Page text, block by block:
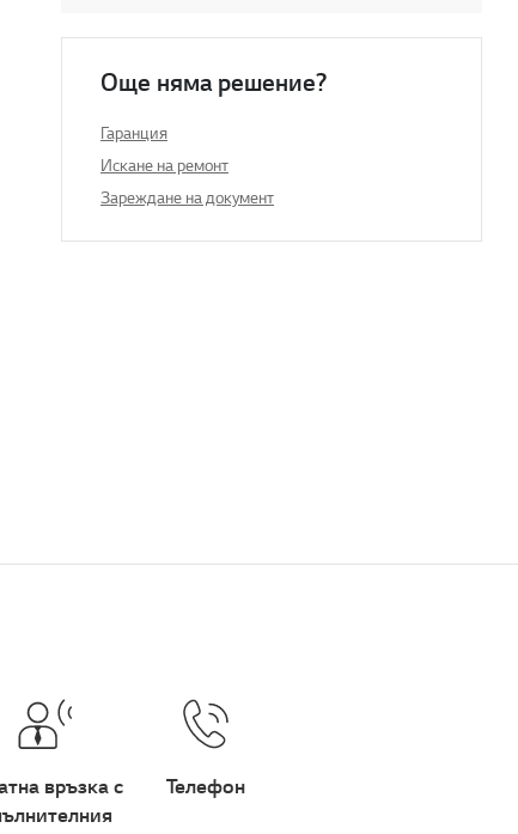
Още няма решение?
Гаранция
Искане на ремонт
Зареждане на документ
връзка с
Телефон